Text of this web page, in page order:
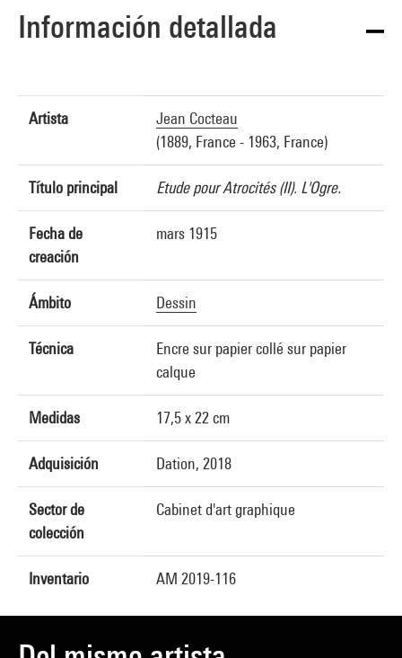
Información detallada
Artista
Jean Cocteau
(1889, France - 1963, France)
Título principal Etude pour Atrocités (II). L'Ogre.
Fecha de
creación
mars 1915
Ámbito Dessin
Técnica
Encre sur papier collé sur papier
calque
Medidas 17,5 x 22 cm
Adquisición Dation, 2018
Sector de
colección
Cabinet d'art graphique
Inventario AM 2019-116